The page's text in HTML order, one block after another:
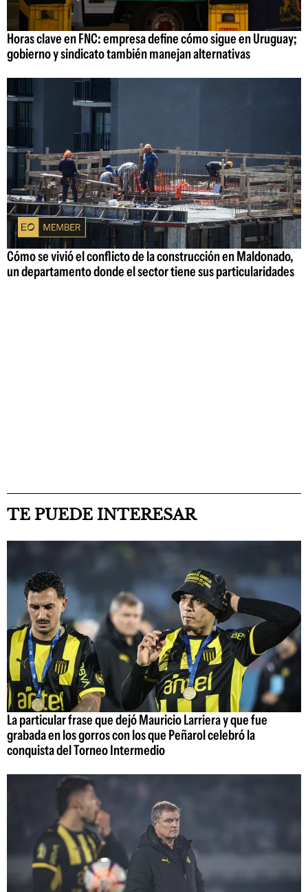
Horas clave en FNC: empresa define cómo sigue en Uruguay;
gobierno y sindicato también manejan alternativas
Cómo se vivió el conflicto de la construcción en Maldonado,
un departamento donde el sector tiene sus particularidades
TE PUEDE INTERESAR
La particular frase que dejó Mauricio Larriera y que fue
grabada en los gorros con los que Peñarol celebró la
conquista del Torneo Intermedio